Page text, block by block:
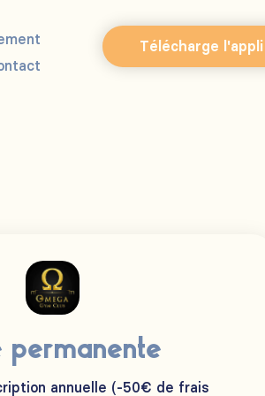
Télécharge l'appli
permanente
annuelle (-50€ de frais